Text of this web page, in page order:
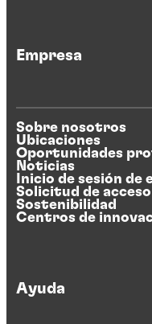
Empresa
Sobre nosotros
Ubicaciones
Oportunidades
Noticias
Inicio de sesión de
Solicitud de acceso
Sostenibilidad
Centros de
Ayuda